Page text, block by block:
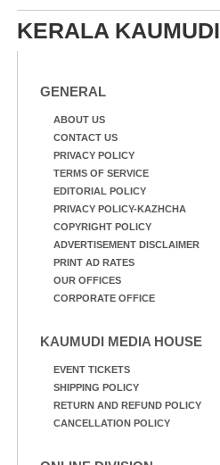
KERALA KAUMUDI
GENERAL
ABOUT US
CONTACT US
PRIVACY POLICY
TERMS OF SERVICE
EDITORIAL POLICY
PRIVACY POLICY-KAZHCHA
COPYRIGHT POLICY
ADVERTISEMENT DISCLAIMER
PRINT AD RATES
OUR OFFICES
CORPORATE OFFICE
KAUMUDI MEDIA HOUSE
EVENT TICKETS
SHIPPING POLICY
RETURN AND REFUND POLICY
CANCELLATION POLICY